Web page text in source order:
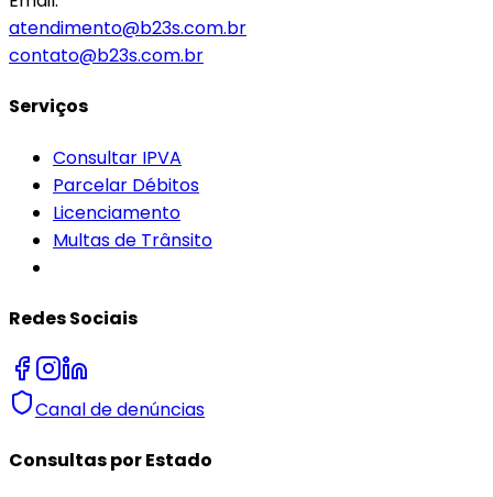
atendimento@b23s.com.br
contato@b23s.com.br
Serviços
Consultar IPVA
Parcelar Débitos
Licenciamento
Multas de Trânsito
Redes Sociais
Canal de denúncias
Consultas por Estado